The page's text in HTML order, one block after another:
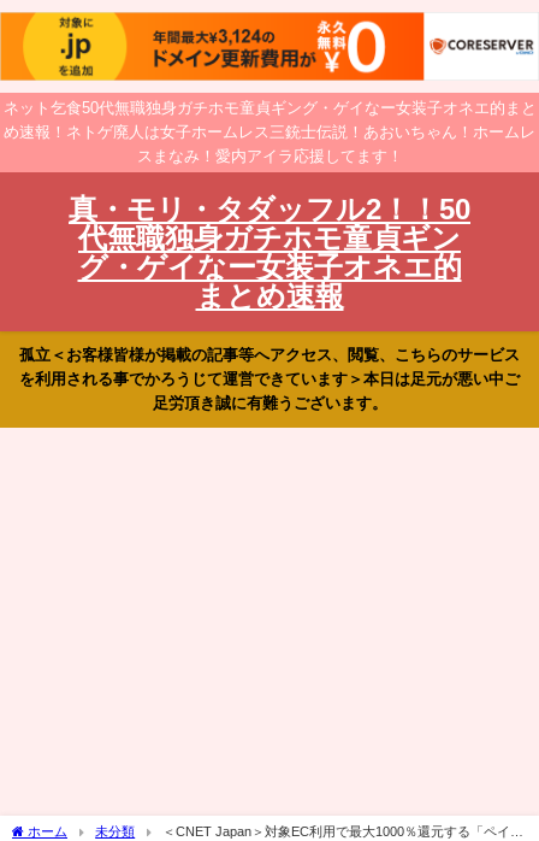
ネット乞食50代無職独身ガチホモ童貞ギング・ゲイなー女装子オネエ的まと
め速報！ネトゲ廃人は女子ホームレス三銃士伝説！あおいちゃん！ホームレ
スまなみ！愛内アイラ応援してます！
真・モリ・タダッフル2！！50
代無職独身ガチホモ童貞ギン
グ・ゲイなー女装子オネエ的
まとめ速報
孤立＜お客様皆様が掲載の記事等へアクセス、閲覧、こちらのサービス
を利用される事でかろうじて運営できています＞本日は足元が悪い中ご
足労頂き誠に有難うございます。
ホーム 未分類
＜CNET Japan＞対象EC利用で最大1000％還元する「ペイペ